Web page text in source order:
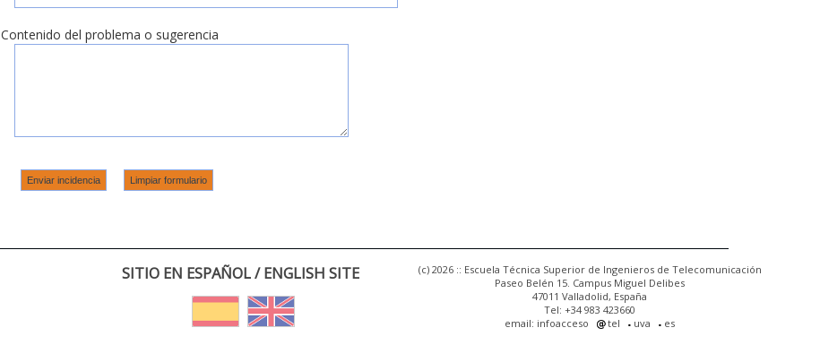
Contenido del problema o sugerencia
SITIO EN ESPAÑOL / ENGLISH SITE
(c) 2026 :: Escuela Técnica Superior de Ingenieros de Telecomunicación
Paseo Belén 15. Campus Miguel Delibes
47011 Valladolid, España
Tel: +34 983 423660
email: infoacceso
tel uva es